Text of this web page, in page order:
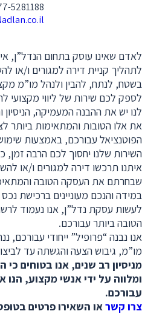
077-5281188 או
לאדם שאינו עוסק בתחום הנדל”ן,
לתהליך קניית דירה למגורים ו/או
בשטח, לנתח, להבין ולנהל מו”מ
לספק לכם שירות של ליווי מקצועי
לנו יש את ההבנה המעמיקה, הניסיון
את אלו הטובות והמתאימות ביותר
הפוטנציאל עבורכם, באמצעות
השירות שלנו יחסוך לכם הרבה זמן,
איתנו תרכשו דירה למגורים ו/או
שבחרתם את העסקה הטובה
במידה והנכם מעוניינים ברכישת
לעשות עסקת נדל”ן, אנו נעמוד
הטובה ביותר עבורכם.
אנו נבנה “פרופיל” ייחודי עבורכם,
מו”מ, גיבוש הצעה והגשתה עד
מניסיון רב שנים, אנו בטוחים
ומלווה על ידי אנשי מקצוע, הנו
עבורכם.
צרו קשראו השאירו פרטים